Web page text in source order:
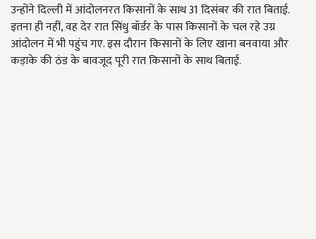
उन्होंने दिल्ली में आंदोलनरत किसानों के साथ 31 दिसंबर की रात बिताई.
इतना ही नहीं, वह देर रात सिंधु बॉर्डर के पास किसानों के चल रहे उग्र
आंदोलन में भी पहुंच गए. इस दौरान किसानों के लिए खाना बनवाया और
कड़ाके की ठंड के बावजूद पूरी रात किसानों के साथ बिताई.